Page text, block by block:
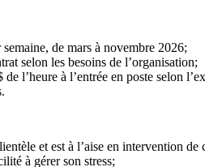
de mars à novembre 2026;
selon les besoins de l’organisation;
l’heure à l’entrée en poste selon
et est à l’aise en intervention de
à gérer son stress;